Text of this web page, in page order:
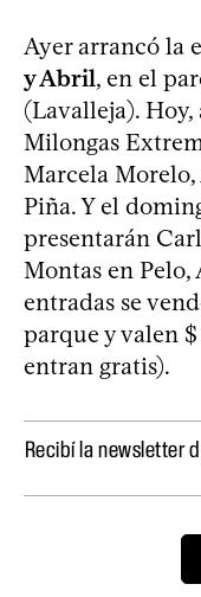
Ayer arrancó la
y Abril, en el
(Lavalleja).
Milongas
Marcela
Piña. Y el
presentarán
Montas en Pelo,
entradas se
parque y valen $
entran gratis).
Recibí la newsletter